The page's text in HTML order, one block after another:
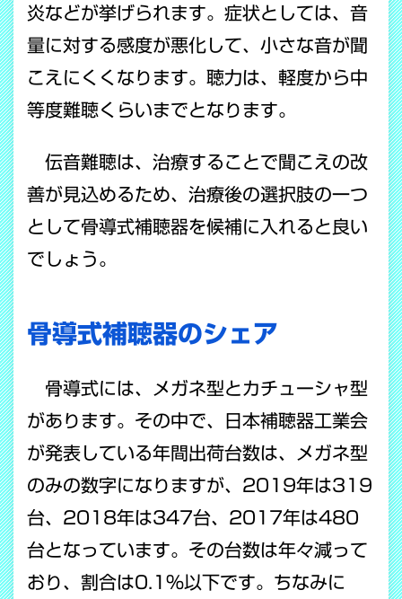
炎などが挙げられます。症状としては、音
量に対する感度が悪化して、小さな音が聞
こえにくくなります。聴力は、軽度から中
等度難聴くらいまでとなります。
伝音難聴は、治療することで聞こえの改
善が見込めるため、治療後の選択肢の一つ
として骨導式補聴器を候補に入れると良い
でしょう。
骨導式補聴器のシェア
骨導式には、メガネ型とカチューシャ型
があります。その中で、日本補聴器工業会
が発表している年間出荷台数は、メガネ型
のみの数字になりますが、2019年は319
台、2018年は347台、2017年は480
台となっています。その台数は年々減って
おり、割合は0.1％以下です。ちなみに